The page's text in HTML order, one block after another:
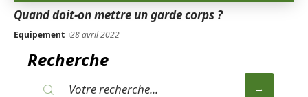
Quand doit-on mettre un garde corps ?
Equipement 28 avril 2022
Recherche